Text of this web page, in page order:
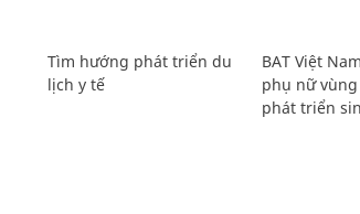
Tìm hướng phát triển du
lịch y tế
BAT Việt
phụ nữ
phát triển